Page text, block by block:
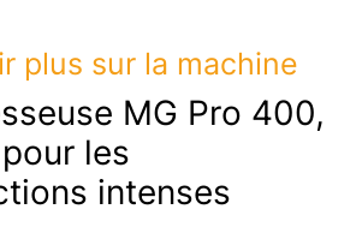
plus sur la machine
MG Pro 400,
les
intenses